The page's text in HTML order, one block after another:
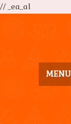
// _ea_al
MENU